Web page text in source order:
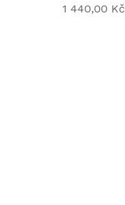
1 440,00 Kč